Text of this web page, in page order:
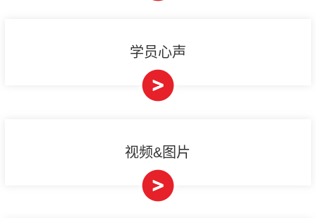
学员心声
视频&图片